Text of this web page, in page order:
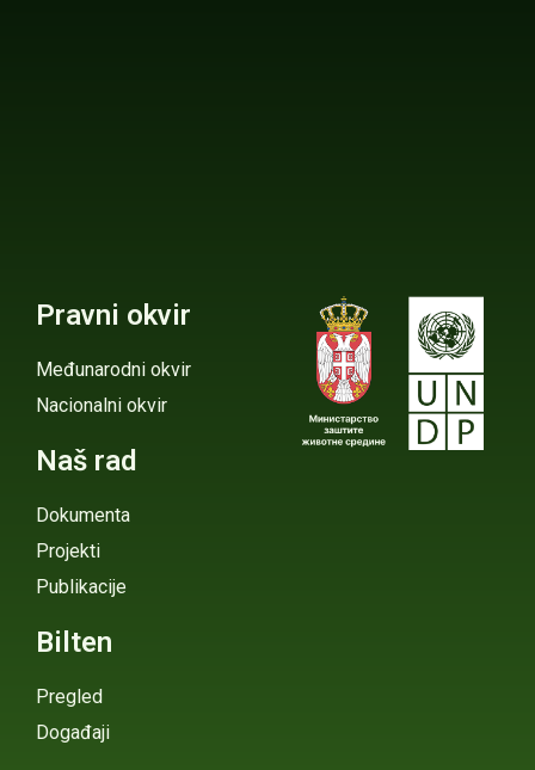
Pravni okvir
Međunarodni okvir
Nacionalni okvir
Naš rad
Dokumenta
Projekti
Publikacije
Bilten
Pregled
Događaji